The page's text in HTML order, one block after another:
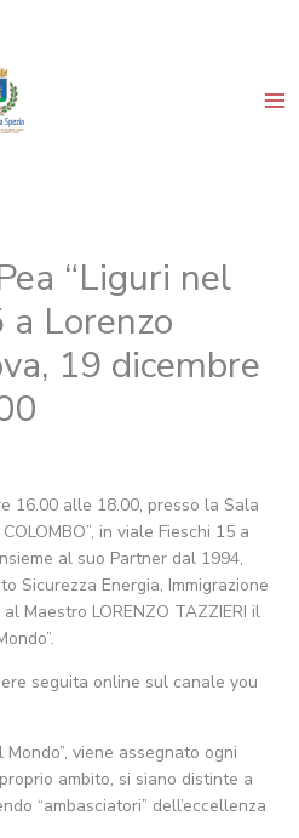
“Liguri nel
a Lorenzo
19 dicembre
16.00 alle 18.00, presso la Sala
in viale Fieschi 15 a
al suo Partner dal 1994,
Sicurezza Energia, Immigrazione
Maestro LORENZO TAZZIERI il
seguita online sul canale you
Mondo”, viene assegnato ogni
ambito, si siano distinte a
“ambasciatori” dell’eccellenza